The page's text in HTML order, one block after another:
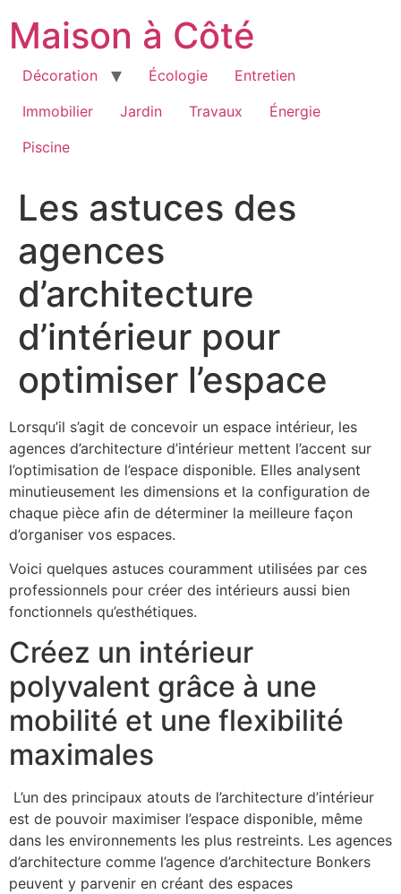
contenu
Maison à Côté
Décoration Écologie
Entretien
Immobilier
Jardin Travaux
Énergie
Piscine
Les astuces des
agences
d’architecture
d’intérieur pour
optimiser l’espace
Lorsqu’il s’agit de concevoir un espace intérieur, les
agences d’architecture d’intérieur mettent l’accent sur
l’optimisation de l’espace disponible. Elles analysent
minutieusement les dimensions et la configuration de
chaque pièce afin de déterminer la meilleure façon
d’organiser vos espaces.
Voici quelques astuces couramment utilisées par ces
professionnels pour créer des intérieurs aussi bien
fonctionnels qu’esthétiques.
Créez un intérieur
polyvalent grâce à une
mobilité et une flexibilité
maximales
L’un des principaux atouts de l’architecture d’intérieur
est de pouvoir maximiser l’espace disponible, même
dans les environnements les plus restreints. Les agences
d’architecture comme l’agence d’architecture Bonkers
peuvent y parvenir en créant des espaces